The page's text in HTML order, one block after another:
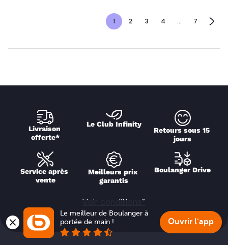
1 2 3 4 ... 7
Livraison
offerte*
Le Club Infinity
Retours sous 15
jours
Service après
vente
Meilleurs prix
garantis
Boulanger Drive
Voir conditions*
Le meilleur de Boulanger à
portée de main !
Ouvrir l'app